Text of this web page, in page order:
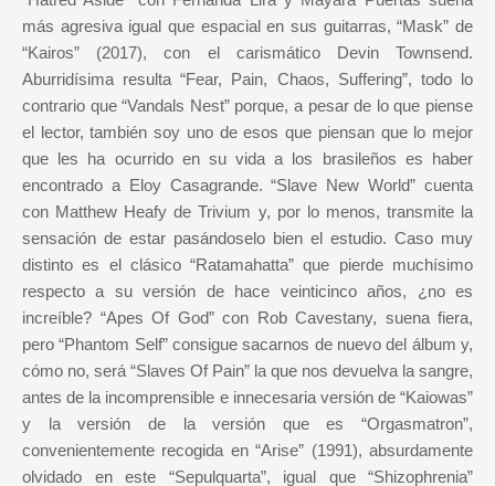
más agresiva igual que espacial en sus guitarras, “Mask” de
“Kairos” (2017), con el carismático Devin Townsend.
Aburridísima resulta “Fear, Pain, Chaos, Suffering”, todo lo
contrario que “Vandals Nest” porque, a pesar de lo que piense
el lector, también soy uno de esos que piensan que lo mejor
que les ha ocurrido en su vida a los brasileños es haber
encontrado a Eloy Casagrande. “Slave New World” cuenta
con Matthew Heafy de Trivium y, por lo menos, transmite la
sensación de estar pasándoselo bien el estudio. Caso muy
distinto es el clásico “Ratamahatta” que pierde muchísimo
respecto a su versión de hace veinticinco años, ¿no es
increíble? “Apes Of God” con Rob Cavestany, suena fiera,
pero “Phantom Self” consigue sacarnos de nuevo del álbum y,
cómo no, será “Slaves Of Pain” la que nos devuelva la sangre,
antes de la incomprensible e innecesaria versión de “Kaiowas”
y la versión de la versión que es “Orgasmatron”,
convenientemente recogida en “Arise” (1991), absurdamente
olvidado en este “Sepulquarta”, igual que “Shizophrenia”